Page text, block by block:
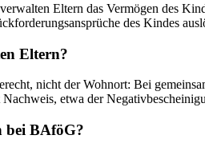
Eltern das Vermögen des
des Kindes
Eltern?
nicht der Wohnort: Bei
etwa der
bei BAföG?